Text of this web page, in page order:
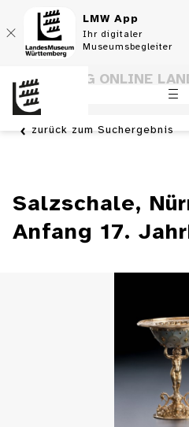
LMW App
Ihr digitaler
Museumsbegleiter
SAMMLUNG ONLINE
WÜRTTEMBERG
zurück zum Suchergebnis
Salzschale,
Anfang 17.